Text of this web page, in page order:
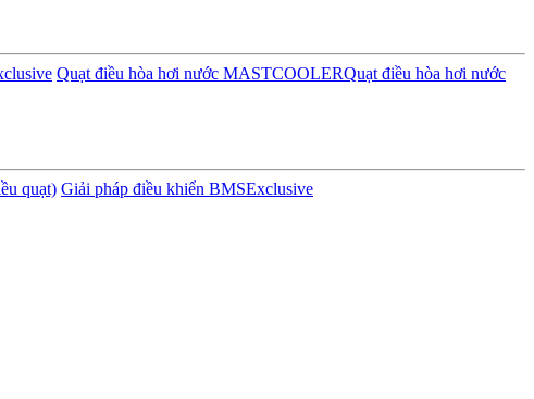
Quạt điều hòa hơi nước MASTCOOLERQuạt điều hòa hơi nước
quạt) Giải pháp điều khiển BMSExclusive